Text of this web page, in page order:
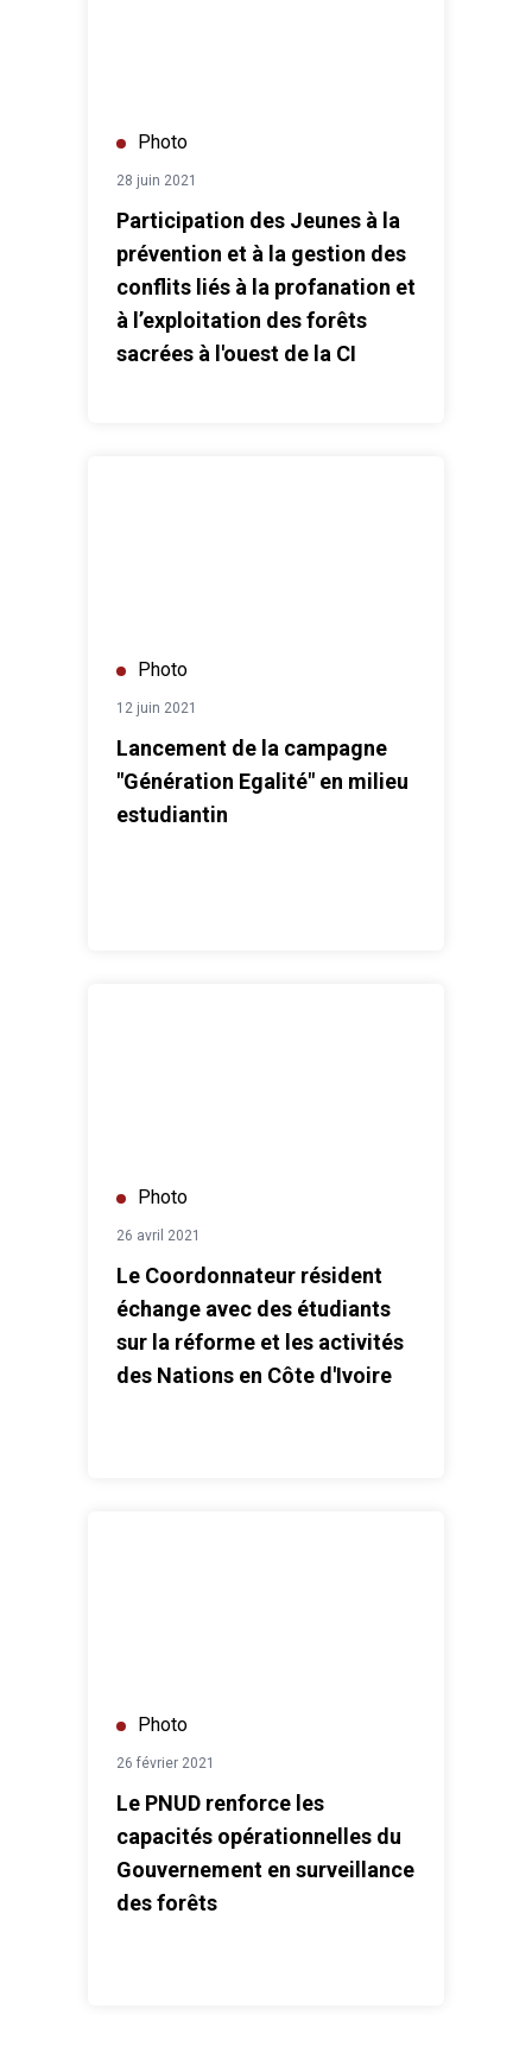
Photo
28 juin 2021
Participation des Jeunes à la
prévention et à la gestion des
conflits liés à la profanation et
à l’exploitation des forêts
sacrées à l'ouest de la CI
Photo
12 juin 2021
Lancement de la campagne
"Génération Egalité" en milieu
estudiantin
Photo
26 avril 2021
Le Coordonnateur résident
échange avec des étudiants
sur la réforme et les activités
des Nations en Côte d'Ivoire
Photo
26 février 2021
Le PNUD renforce les
capacités opérationnelles du
Gouvernement en surveillance
des forêts